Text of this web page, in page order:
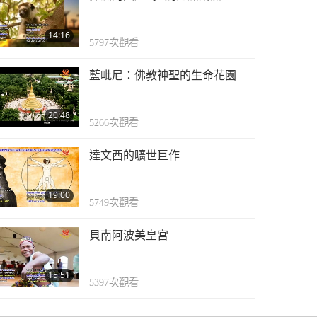
20:38
14:16
5797次觀看
20:48
藍毗尼：佛教神聖的生命花園
5266次觀看
19:00
達文西的曠世巨作
5749次觀看
15:51
貝南阿波美皇宮
5397次觀看